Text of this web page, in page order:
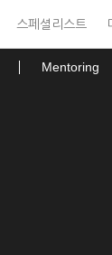
스페셜리스트
Mentoring